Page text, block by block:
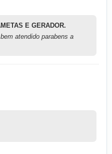
E GERADOR.
atendido parabens a